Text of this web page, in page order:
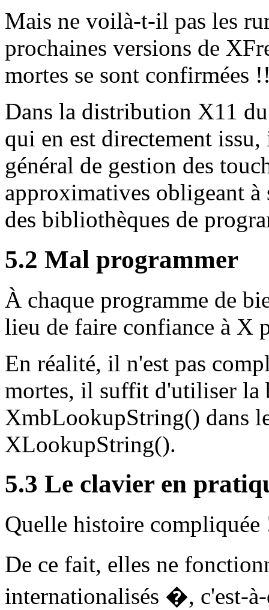
Mais ne voilà-t-il pas les
prochaines versions de
mortes se sont confirmées
Dans la distribution X11
qui en est directement
général de gestion des
approximatives obligeant
des bibliothèques de
5.2 Mal programmer
À chaque programme de
lieu de faire confiance à X
En réalité, il n'est pas
mortes, il suffit d'utiliser la
XmbLookupString() dans
XLookupString().
5.3 Le clavier en
Quelle histoire compliquée
De ce fait, elles ne
internationalisés �, c'est-